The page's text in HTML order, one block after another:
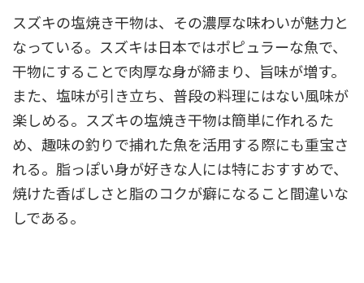
スズキの塩焼き干物は、その濃厚な味わいが魅力と
なっている。スズキは日本ではポピュラーな魚で、
干物にすることで肉厚な身が締まり、旨味が増す。
また、塩味が引き立ち、普段の料理にはない風味が
楽しめる。スズキの塩焼き干物は簡単に作れるた
め、趣味の釣りで捕れた魚を活用する際にも重宝さ
れる。脂っぽい身が好きな人には特におすすめで、
焼けた香ばしさと脂のコクが癖になること間違いな
しである。